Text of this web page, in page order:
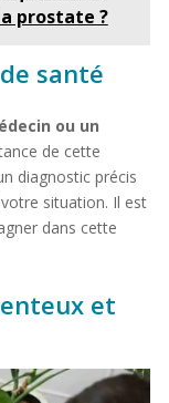
prostate ?
santé
ou un
de cette
diagnostic précis
situation. Il est
dans cette
et